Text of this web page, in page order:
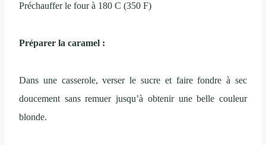
Préchauffer le four à 180 C (350 F)
Préparer la caramel :
Dans une casserole, verser le sucre et faire fondre à sec
doucement sans remuer jusqu’à obtenir une belle couleur
blonde.